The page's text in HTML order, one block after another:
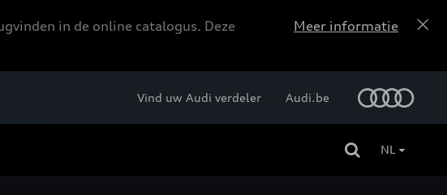
in de online catalogus. Deze
Meer informatie
Vind uw Audi verdeler Audi.be
NL